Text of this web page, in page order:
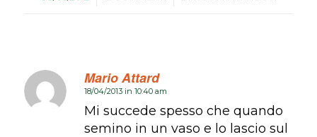
Mario Attard
dice:
18/04/2013 in 10:40 am
Mi succede spesso che quando
semino in un vaso e lo lascio sul